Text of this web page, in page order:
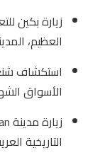
زيارة بكين
العظيم،
استكشاف
الأسواق
التاريخية